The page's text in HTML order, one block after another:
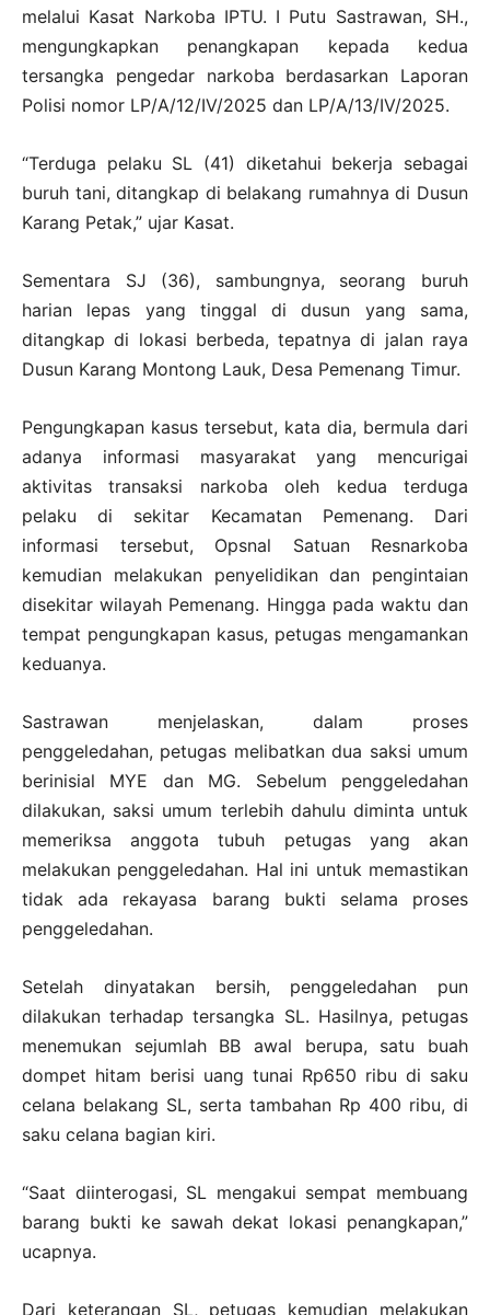
melalui Kasat Narkoba IPTU. I Putu Sastrawan, SH.,
mengungkapkan penangkapan kepada kedua
tersangka pengedar narkoba berdasarkan Laporan
Polisi nomor LP/A/12/IV/2025 dan LP/A/13/IV/2025.
“Terduga pelaku SL (41) diketahui bekerja sebagai
buruh tani, ditangkap di belakang rumahnya di Dusun
Karang Petak,” ujar Kasat.
Sementara SJ (36), sambungnya, seorang buruh
harian lepas yang tinggal di dusun yang sama,
ditangkap di lokasi berbeda, tepatnya di jalan raya
Dusun Karang Montong Lauk, Desa Pemenang Timur.
Pengungkapan kasus tersebut, kata dia, bermula dari
adanya informasi masyarakat yang mencurigai
aktivitas transaksi narkoba oleh kedua terduga
pelaku di sekitar Kecamatan Pemenang. Dari
informasi tersebut, Opsnal Satuan Resnarkoba
kemudian melakukan penyelidikan dan pengintaian
disekitar wilayah Pemenang. Hingga pada waktu dan
tempat pengungkapan kasus, petugas mengamankan
keduanya.
Sastrawan menjelaskan, dalam proses
penggeledahan, petugas melibatkan dua saksi umum
berinisial MYE dan MG. Sebelum penggeledahan
dilakukan, saksi umum terlebih dahulu diminta untuk
memeriksa anggota tubuh petugas yang akan
melakukan penggeledahan. Hal ini untuk memastikan
tidak ada rekayasa barang bukti selama proses
penggeledahan.
Setelah dinyatakan bersih, penggeledahan pun
dilakukan terhadap tersangka SL. Hasilnya, petugas
menemukan sejumlah BB awal berupa, satu buah
dompet hitam berisi uang tunai Rp650 ribu di saku
celana belakang SL, serta tambahan Rp 400 ribu, di
saku celana bagian kiri.
“Saat diinterogasi, SL mengakui sempat membuang
barang bukti ke sawah dekat lokasi penangkapan,”
ucapnya.
Dari keterangan SL, petugas kemudian melakukan